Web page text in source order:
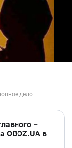
–
OBOZ.UA в